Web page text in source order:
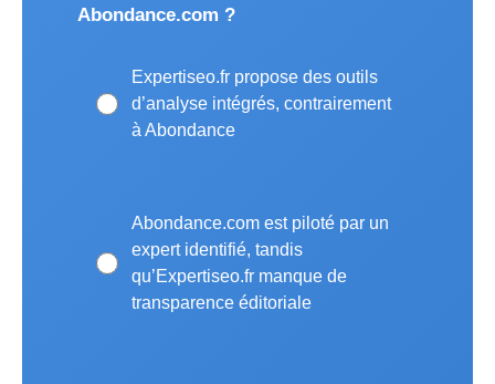
Abondance.com ?
Expertiseo.fr propose des outils
d’analyse intégrés, contrairement
à Abondance
Abondance.com est piloté par un
expert identifié, tandis
qu’Expertiseo.fr manque de
transparence éditoriale